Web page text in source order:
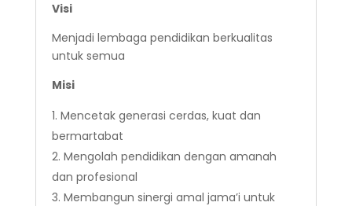
Visi
Menjadi lembaga pendidikan berkualitas
untuk semua
Misi
Mencetak generasi cerdas, kuat dan
bermartabat
Mengolah pendidikan dengan amanah
dan profesional
Membangun sinergi amal jama’i untuk